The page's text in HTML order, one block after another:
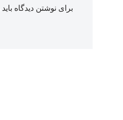
برای نوشتن دیدگاه باید